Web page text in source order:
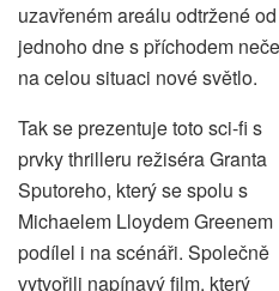
uzavřeném areálu odtržené
jednoho dne s příchodem
na celou situaci nové světlo.
Tak se prezentuje toto sci-fi s
prvky thrilleru režiséra Granta
Sputoreho, který se spolu s
Michaelem Lloydem Greenem
podílel i na scénáři. Společně
vytvořili napínavý film, který